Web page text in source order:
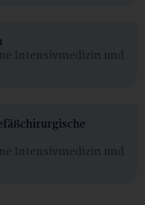
Intensivmedizin und
Intensivmedizin und